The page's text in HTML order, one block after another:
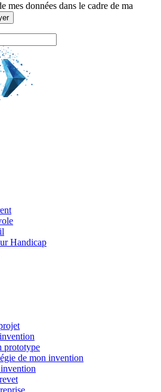
mes données dans le cadre de ma
Handicap
prototype
de mon invention